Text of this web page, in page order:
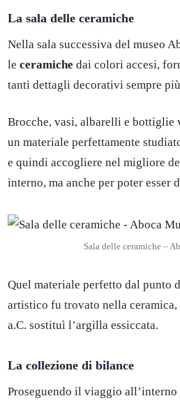
La sala delle ceramiche
Nella sala successiva del museo
le ceramiche dai colori accesi,
tanti dettagli decorativi sempre
Brocche, vasi, albarelli e bottiglie
un materiale perfettamente
e quindi accogliere nel migliore
interno, ma anche per poter esser
Sala delle ceramiche –
Quel materiale perfetto dal punto
artistico fu trovato nella
a.C. sostituì l’argilla essiccata.
La collezione di bilance
Proseguendo il viaggio all’interno